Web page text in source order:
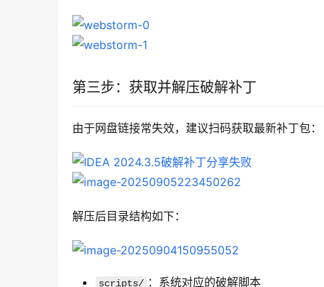
第三步：获取并解压破解补丁
由于网盘链接常失效，建议扫码获取最新补丁包：
解压后目录结构如下：
scripts/ ：系统对应的破解脚本